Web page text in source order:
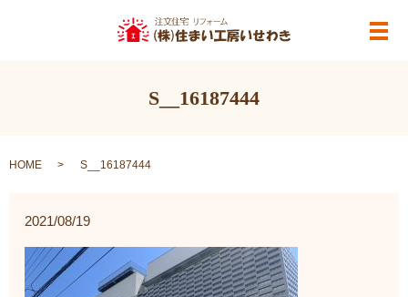
メ
S__16187444
HOME S__16187444
2021/08/19